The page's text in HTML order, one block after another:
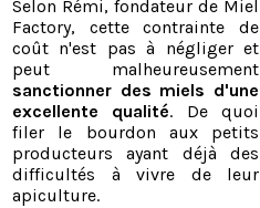
​Selon Rémi, fondateur de Miel
Factory, cette contrainte de
coût n'est pas à négliger et
peut malheureusement
sanctionner des miels d'une
excellente qualité. De quoi
filer le bourdon aux petits
producteurs ayant déjà des
difficultés à vivre de leur
apiculture.